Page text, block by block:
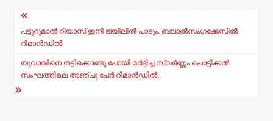
p
p
o
o
k
Post
navigation
പട്ടുറുമാല്‍ റിയാസ് ഇനി ജയിലില്‍ പാടും. ബലാല്‍സംഗക്കേസില്‍
റിമാന്‍ഡില്‍
യുവാവിനെ തട്ടിക്കൊണ്ടു പോയി മര്‍ദ്ദിച്ച സ്വര്‍ണ്ണം പൊട്ടിക്കല്‍
സംഘത്തിലെ അഞ്ചു പേര്‍ റിമാന്‍ഡില്‍.